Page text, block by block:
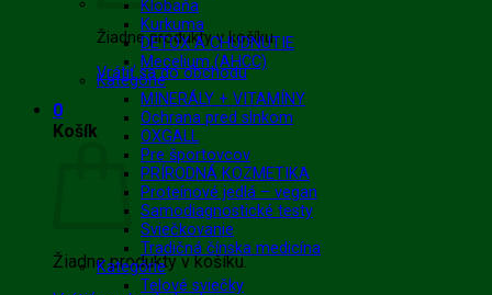
Žiadne produkty v košíku.
Vrátiť sa do obchodu
0
Košík
Žiadne produkty v košíku.
Klobaňa
Kurkuma
DETOX A CHUDNUTIE
Mecelium (AHCC)
Kategórie
MINERÁLY + VITAMÍNY
Ochrana pred slnkom
OXGALL
Pre športovcov
PRÍRODNÁ KOZMETIKA
Proteínové jedlá – vegan
Samodiagnostické testy
Sviečkovanie
Tradičná čínska medicína
Kategórie
Telové sviečky